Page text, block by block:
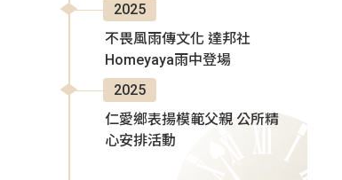
2025
不畏風雨傳文化 達邦社
Homeyaya雨中登場
2025
仁愛鄉表揚模範父親 公所精
心安排活動